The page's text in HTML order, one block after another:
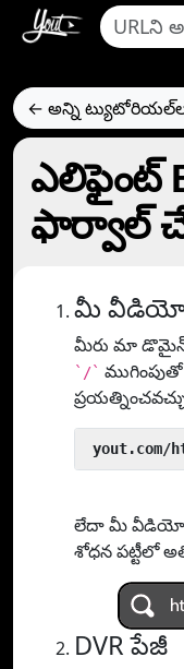
← అన్ని
ఎలిఫైంట్
ఫార్వాల్
మీ వీడియో/
మీరు మా
`/`
yout.com/
లేదా మీ వీడియో/
శోధన పట్టీలో
DVR పేజీ